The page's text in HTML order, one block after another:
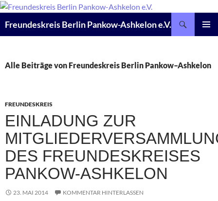
Zum
springen
Freundeskreis Berlin Pankow-Ashkelon e.V.
Alle Beiträge von Freundeskreis Berlin Pankow–Ashkelon
FREUNDESKREIS
EINLADUNG ZUR
DES FREUNDESKREISES
PANKOW-ASHKELON
23. MAI 2014 KOMMENTAR HINTERLASSEN